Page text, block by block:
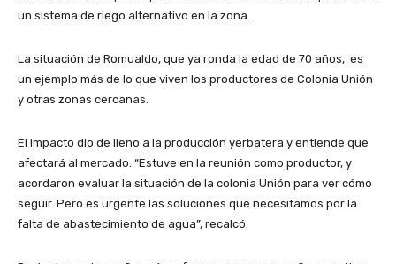
un sistema de riego alternativo en la zona.
La situación de Romualdo, que ya ronda la edad de 70 años, es
un ejemplo más de lo que viven los productores de Colonia Unión
y otras zonas cercanas.
El impacto dio de lleno a la producción yerbatera y entiende que
afectará al mercado. “Estuve en la reunión como productor, y
acordaron evaluar la situación de la colonia Unión para ver cómo
seguir. Pero es urgente las soluciones que necesitamos por la
falta de abastecimiento de agua”, recalcó.